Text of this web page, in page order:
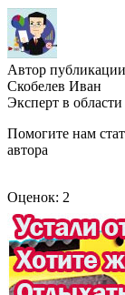
Автор публикации
Скобелев Иван
Эксперт в
Помогите нам
автора
Оценок: 2